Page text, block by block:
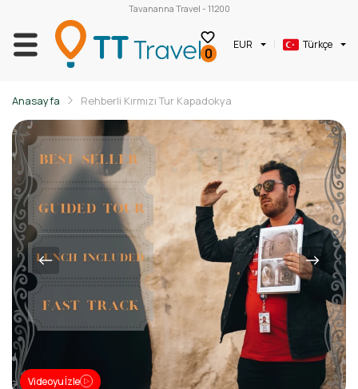
Tavananna Travel - 11200
0 EUR Türkçe
Anasayfa Rehberli Kırmızı Tur Kapadokya
Videoyu İzle